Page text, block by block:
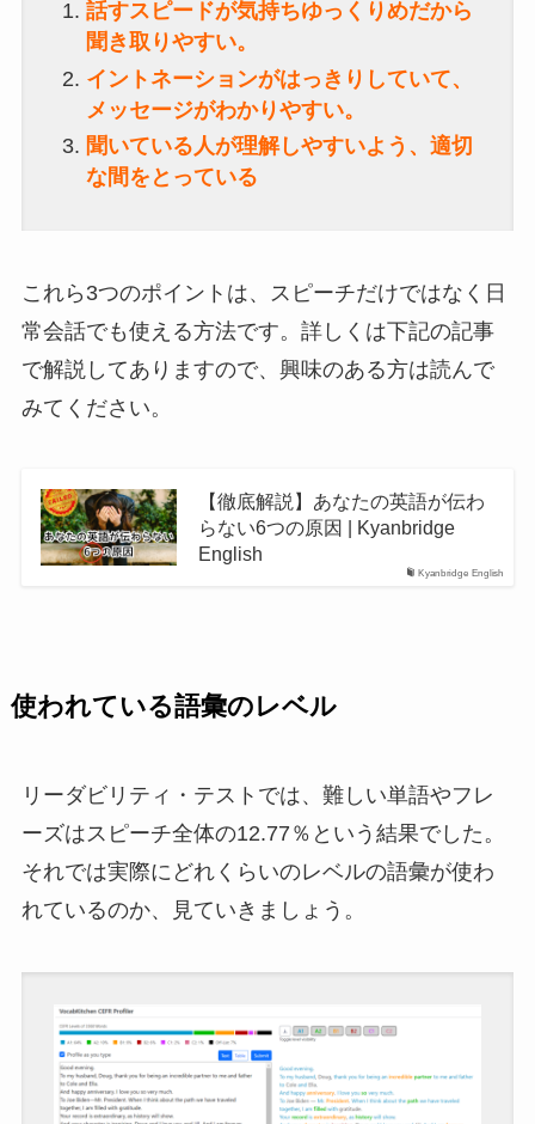
話すスピードが気持ちゆっくりめだから
聞き取りやすい。
イントネーションがはっきりしていて、
メッセージがわかりやすい。
聞いている人が理解しやすいよう、適切
な間をとっている
これら3つのポイントは、スピーチだけではなく日
常会話でも使える方法です。詳しくは下記の記事
で解説してありますので、興味のある方は読んで
みてください。
Kyanbridge English
【徹底解説】あなたの英語が伝わ
らない6つの原因 | Kyanbridge
English
使われている語彙のレベル
リーダビリティ・テストでは、難しい単語やフレ
ーズはスピーチ全体の12.77％という結果でした。
それでは実際にどれくらいのレベルの語彙が使わ
れているのか、見ていきましょう。